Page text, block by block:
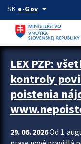
Preskocit na hlavný obsah
SK e-Govarrow_drop_down
Zastavit automatický
LEX PZP:
kontroly
poistenia
29. 06. 2026Od 1.